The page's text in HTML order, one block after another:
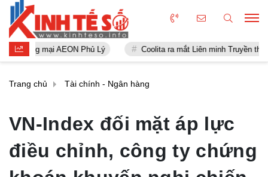
AEON Phủ Lý Coolita ra mắt Liên minh Truyền thông FAST
Trang chủ Tài chính - Ngân hàng
VN-Index đối mặt áp lực
điều chỉnh, công ty chứng